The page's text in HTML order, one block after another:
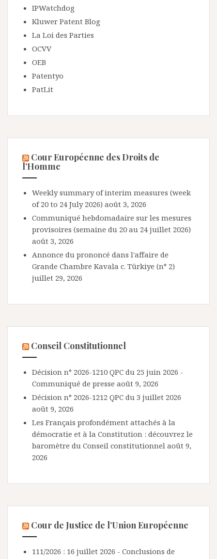
IPWatchdog
Kluwer Patent Blog
La Loi des Parties
OCVV
OEB
Patentyo
PatLit
Cour Européenne des Droits de
l’Homme
Weekly summary of interim measures (week
of 20 to 24 July 2026) août 3, 2026
Communiqué hebdomadaire sur les mesures
provisoires (semaine du 20 au 24 juillet 2026)
août 3, 2026
Annonce du prononcé dans l'affaire de
Grande Chambre Kavala c. Türkiye (n° 2)
juillet 29, 2026
Conseil Constitutionnel
Décision n° 2026-1210 QPC du 25 juin 2026 -
Communiqué de presse août 9, 2026
Décision n° 2026-1212 QPC du 3 juillet 2026
août 9, 2026
Les Français profondément attachés à la
démocratie et à la Constitution : découvrez le
baromètre du Conseil constitutionnel août 9,
2026
Cour de Justice de l’Union Européenne
111/2026 : 16 juillet 2026 - Conclusions de